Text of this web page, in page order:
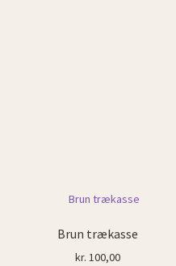
Brun trækasse
kr. 100,00